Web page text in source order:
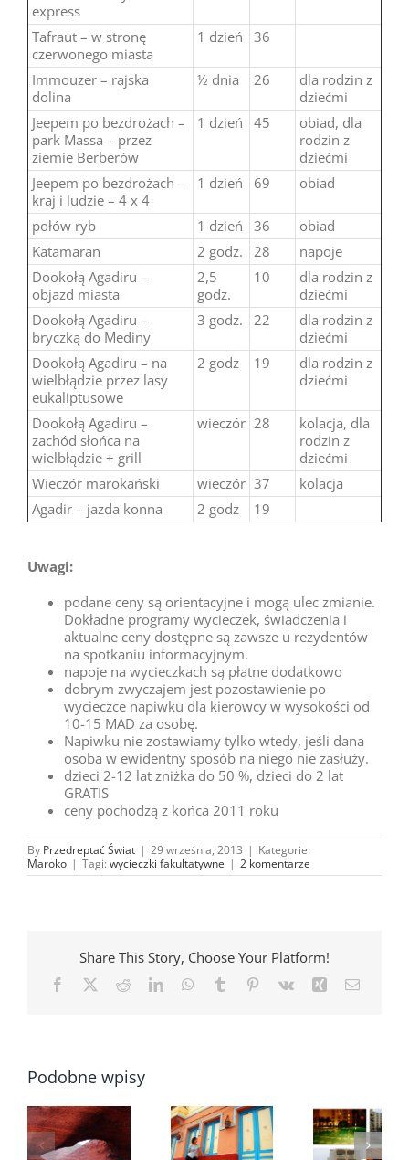
express
Tafraut – w stronę
czerwonego miasta
1 dzień 36
Immouzer – rajska
dolina
½ dnia 26
dla rodzin z
dziećmi
Jeepem po bezdrożach –
park Massa – przez
ziemie Berberów
1 dzień 45
obiad, dla
rodzin z
dziećmi
Jeepem po bezdrożach –
kraj i ludzie – 4 x 4
1 dzień 69 obiad
połów ryb 1 dzień 36
obiad
Katamaran
2 godz. 28
napoje
Dookołą Agadiru –
objazd miasta
2,5
godz.
10
dla rodzin z
dziećmi
Dookołą Agadiru –
bryczką do Mediny
3 godz. 22
dla rodzin z
dziećmi
Dookołą Agadiru – na
wielbłądzie przez lasy
eukaliptusowe
2 godz 19
dla rodzin z
dziećmi
Dookołą Agadiru –
zachód słońca na
wielbłądzie + grill
wieczór 28
kolacja, dla
rodzin z
dziećmi
Wieczór marokański
wieczór 37
kolacja
Agadir – jazda konna
2 godz 19
Uwagi:
podane ceny są orientacyjne i mogą ulec zmianie.
Dokładne programy wycieczek, świadczenia i
aktualne ceny dostępne są zawsze u rezydentów
na spotkaniu informacyjnym.
napoje na wycieczkach są płatne dodatkowo
dobrym zwyczajem jest pozostawienie po
wycieczce napiwku dla kierowcy w wysokości od
10-15 MAD za osobę.
Napiwku nie zostawiamy tylko wtedy, jeśli dana
osoba w ewidentny sposób na niego nie zasłuży.
dzieci 2-12 lat zniżka do 50 %, dzieci do 2 lat
GRATIS
ceny pochodzą z końca 2011 roku
By Przedreptać Świat | 29 września, 2013 | Kategorie:
Maroko | Tagi: wycieczki fakultatywne | 2 komentarze
Share This Story, Choose Your Platform!
Facebook RedditLinkedInWhatsApp
Tumblr Pinterest
Vk Xing Email
Podobne wpisy
Maroko
ciekawe
Maroko –
Agadir –